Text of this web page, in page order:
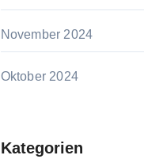
November 2024
Oktober 2024
Kategorien